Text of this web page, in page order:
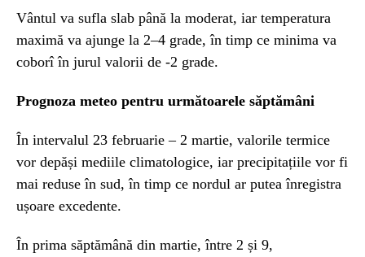
Vântul va sufla slab până la moderat, iar temperatura
maximă va ajunge la 2–4 grade, în timp ce minima va
coborî în jurul valorii de -2 grade.
Prognoza meteo pentru următoarele săptămâni
În intervalul 23 februarie – 2 martie, valorile termice
vor depăși mediile climatologice, iar precipitațiile vor fi
mai reduse în sud, în timp ce nordul ar putea înregistra
ușoare excedente.
În prima săptămână din martie, între 2 și 9,